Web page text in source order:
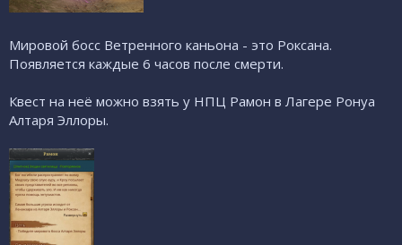
Мировой босс Ветренного каньона - это Роксана.
Появляется каждые 6 часов после смерти.
Квест на неё можно взять у НПЦ Рамон в Лагере Ронуа
Алтаря Эллоры.